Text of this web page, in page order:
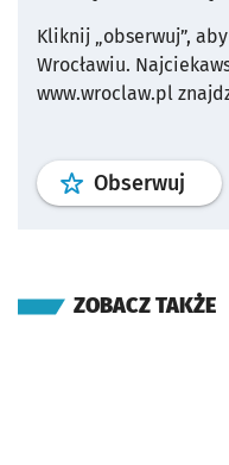
Kliknij „obserwuj”,
Wrocławiu.
www.wroclaw.pl
Obserwuj profil
ZOBACZ TAKŻE